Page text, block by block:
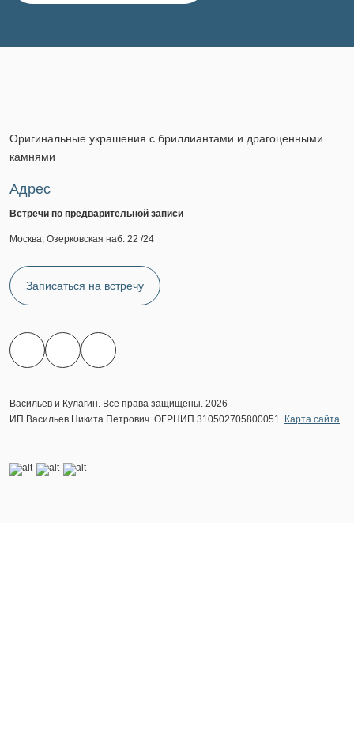
Оригинальные украшения с бриллиантами и драгоценными
камнями
Адрес
Встречи по предварительной записи
Москва, Озерковская наб. 22 /24
Записаться на встречу
Васильев и Кулагин. Все права защищены. 2026
ИП Васильев Никита Петрович. ОГРНИП 310502705800051. Карта сайта